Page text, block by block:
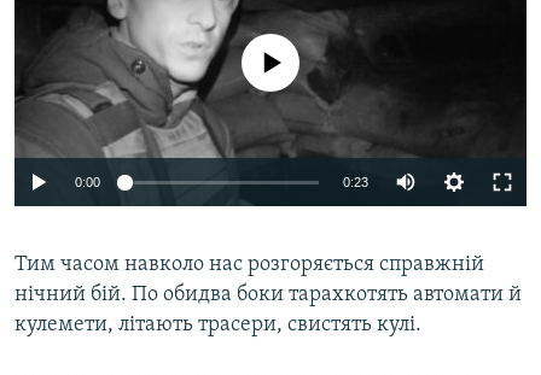
No media source currently available
0:00 0:23
Тим часом навколо нас розгоряється справжній
нічний бій. По обидва боки тарахкотять автомати й
кулемети, літають трасери, свистять кулі.